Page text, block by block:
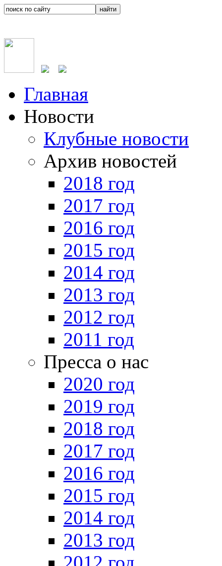
Главная
Новости
Клубные новости
Архив новостей
2018 год
2017 год
2016 год
2015 год
2014 год
2013 год
2012 год
2011 год
Пресса о нас
2020 год
2019 год
2018 год
2017 год
2016 год
2015 год
2014 год
2013 год